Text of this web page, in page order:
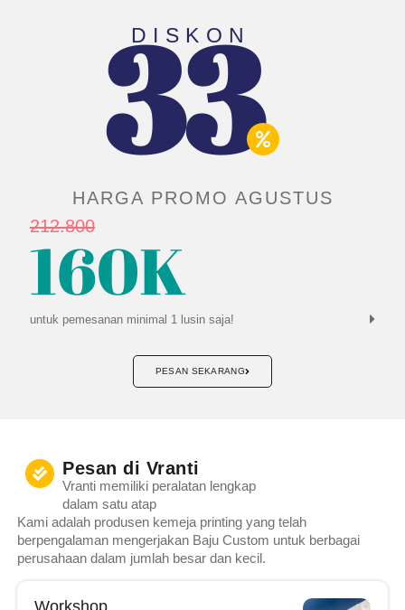
DISKON
33
HARGA PROMO AGUSTUS
212.800
160K
untuk pemesanan minimal 1 lusin saja!
PESAN SEKARANG
Pesan di Vranti
Vranti memiliki peralatan lengkap
dalam satu atap
Kami adalah produsen kemeja printing yang telah
berpengalaman mengerjakan Baju Custom untuk berbagai
perusahaan dalam jumlah besar dan kecil.
Workshop